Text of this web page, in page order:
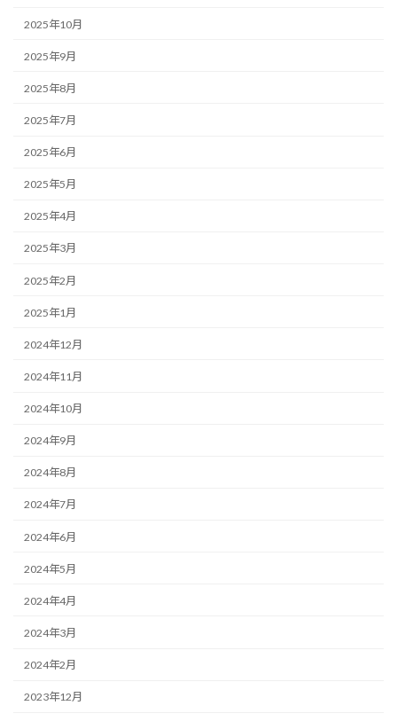
2025年10月
2025年9月
2025年8月
2025年7月
2025年6月
2025年5月
2025年4月
2025年3月
2025年2月
2025年1月
2024年12月
2024年11月
2024年10月
2024年9月
2024年8月
2024年7月
2024年6月
2024年5月
2024年4月
2024年3月
2024年2月
2023年12月